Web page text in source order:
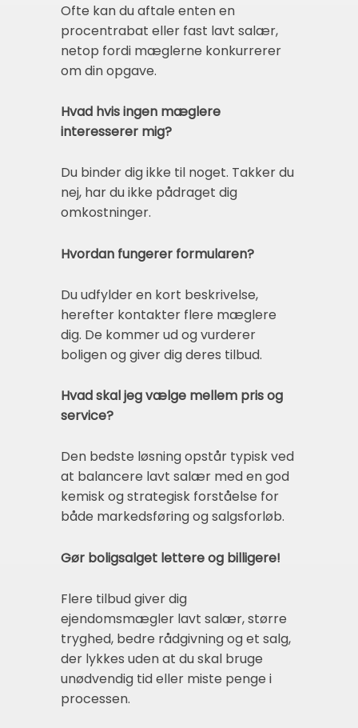
Ofte kan du aftale enten en
procentrabat eller fast lavt salær,
netop fordi mæglerne konkurrerer
om din opgave.
Hvad hvis ingen mæglere
interesserer mig?
Du binder dig ikke til noget. Takker du
nej, har du ikke pådraget dig
omkostninger.
Hvordan fungerer formularen?
Du udfylder en kort beskrivelse,
herefter kontakter flere mæglere
dig. De kommer ud og vurderer
boligen og giver dig deres tilbud.
Hvad skal jeg vælge mellem pris og
service?
Den bedste løsning opstår typisk ved
at balancere lavt salær med en god
kemisk og strategisk forståelse for
både markedsføring og salgsforløb.
Gør boligsalget lettere og billigere!
Flere tilbud giver dig
ejendomsmægler lavt salær, større
tryghed, bedre rådgivning og et salg,
der lykkes uden at du skal bruge
unødvendig tid eller miste penge i
processen.